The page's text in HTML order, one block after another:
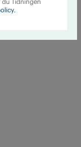
Tidningen